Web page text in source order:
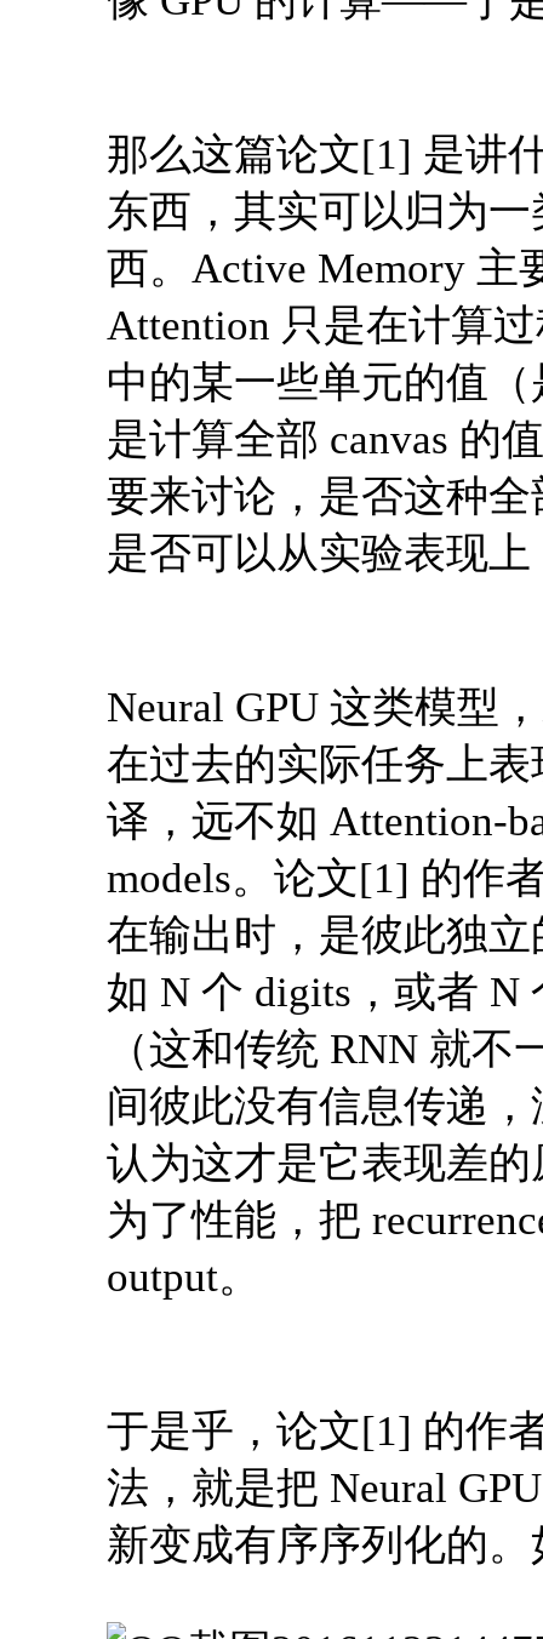
那么这篇论文[1] 是讲
东西，其实可以归为
西。Active Memory 主
Attention 只是在计算
中的某一些单元的值
是计算全部 canvas 的
要来讨论，是否这种
是否可以从实验表现上
Neural GPU 这类模型
在过去的实际任务上
译，远不如 Attention-
models。论文[1] 的作
在输出时，是彼此独
如 N 个 digits，或者 N
（这和传统 RNN 就
间彼此没有信息传递
认为这才是它表现差
为了性能，把
output。
于是乎，论文[1] 的作
法，就是把 Neural
新变成有序序列化的。